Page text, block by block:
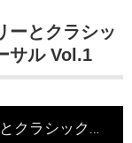
ーとクラシッ
サル Vol.1
日本バレエ協会「コンテンポラリーとクラシックを紡ぐ“眠れる森の美女”リハーサル Vol.1